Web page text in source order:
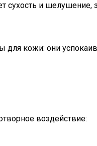
сухость и шелушение,
для кожи: они
воздействие: